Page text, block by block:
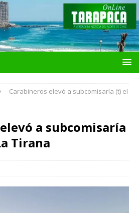
Carabineros elevó a subcomisaría (t) el
a subcomisaría
Tirana